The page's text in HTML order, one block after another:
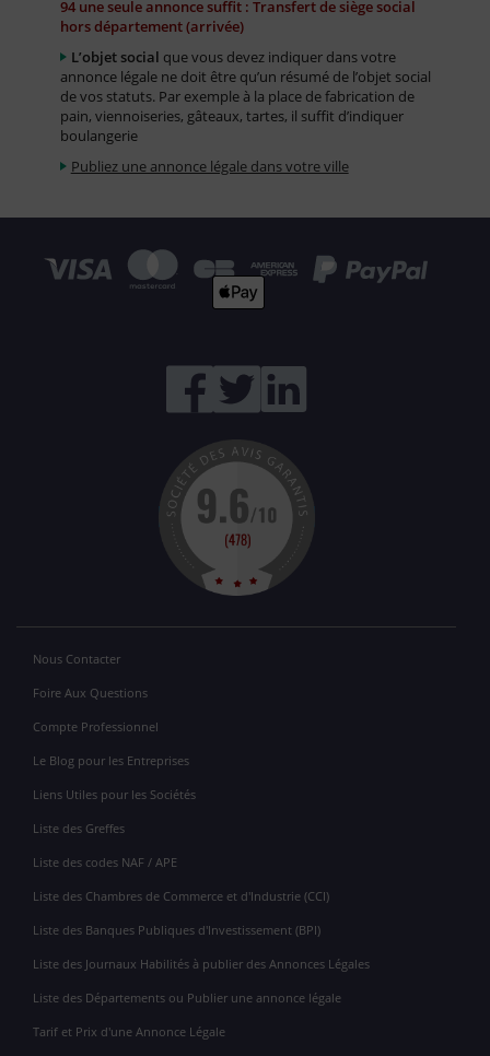
94 une seule annonce suffit : Transfert de siège social
hors département (arrivée)
L’objet social que vous devez indiquer dans votre
annonce légale ne doit être qu’un résumé de l’objet social
de vos statuts. Par exemple à la place de fabrication de
pain, viennoiseries, gâteaux, tartes, il suffit d’indiquer
boulangerie
Publiez une annonce légale dans votre ville
Nous Contacter
Foire Aux Questions
Compte Professionnel
Le Blog pour les Entreprises
Liens Utiles pour les Sociétés
Liste des Greffes
Liste des codes NAF / APE
Liste des Chambres de Commerce et d'Industrie (CCI)
Liste des Banques Publiques d'Investissement (BPI)
Liste des Journaux Habilités à publier des Annonces Légales
Liste des Départements ou Publier une annonce légale
Tarif et Prix d'une Annonce Légale